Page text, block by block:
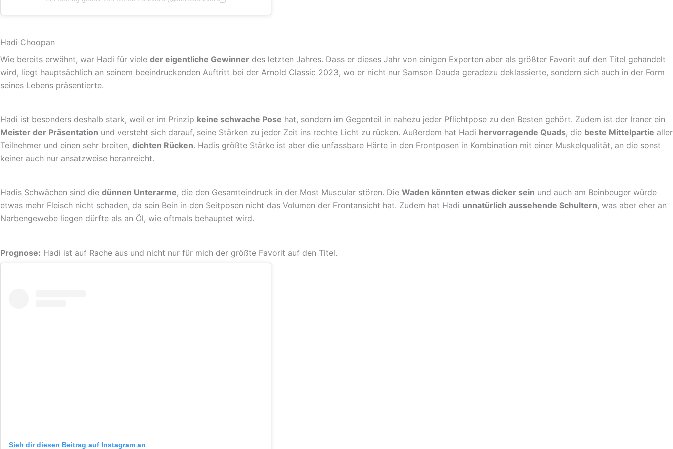
Hadi Choopan
Wie bereits erwähnt, war Hadi für viele der eigentliche Gewinner des letzten Jahres. Dass er dieses Jahr von einigen Experten aber als größter Favorit auf den Titel gehandelt
wird, liegt hauptsächlich an seinem beeindruckenden Auftritt bei der Arnold Classic 2023, wo er nicht nur Samson Dauda geradezu deklassierte, sondern sich auch in der Form
seines Lebens präsentierte.
Hadi ist besonders deshalb stark, weil er im Prinzip keine schwache Pose hat, sondern im Gegenteil in nahezu jeder Pflichtpose zu den Besten gehört. Zudem ist der Iraner ein
Meister der Präsentation und versteht sich darauf, seine Stärken zu jeder Zeit ins rechte Licht zu rücken. Außerdem hat Hadi hervorragende Quads, die beste Mittelpartie aller
Teilnehmer und einen sehr breiten, dichten Rücken. Hadis größte Stärke ist aber die unfassbare Härte in den Frontposen in Kombination mit einer Muskelqualität, an die sonst
keiner auch nur ansatzweise heranreicht.
Hadis Schwächen sind die dünnen Unterarme, die den Gesamteindruck in der Most Muscular stören. Die Waden könnten etwas dicker sein und auch am Beinbeuger würde
etwas mehr Fleisch nicht schaden, da sein Bein in den Seitposen nicht das Volumen der Frontansicht hat. Zudem hat Hadi unnatürlich aussehende Schultern, was aber eher an
Narbengewebe liegen dürfte als an Öl, wie oftmals behauptet wird.
Prognose: Hadi ist auf Rache aus und nicht nur für mich der größte Favorit auf den Titel.
Sieh dir diesen Beitrag auf Instagram an